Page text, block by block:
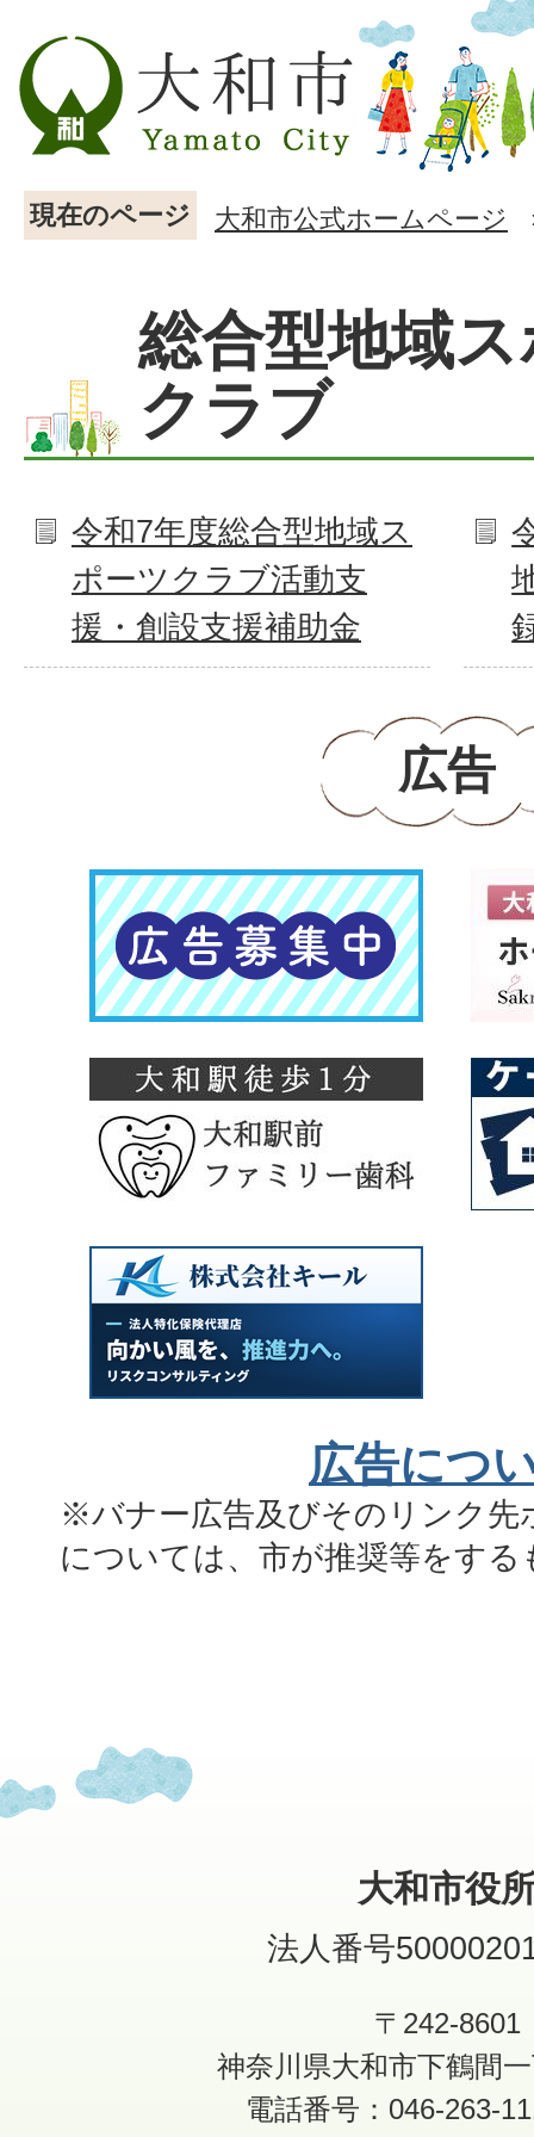
現在のページ 大和市公式ホームページ
総合型地域
クラブ
令和7年度総合型地域ス
ポーツクラブ活動支
援・創設支援補助金
広告
広告につ
※バナー広告及びそのリンク先
については、市が推奨等をす
大和市役
法人番号
〒242-8601
神奈川県大和市下鶴間
電話番号：046-263-